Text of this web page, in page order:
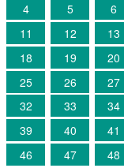
4 5 6
11
12 13
18
19 20
25
26 27
32
33 34
39
40 41
46
47 48